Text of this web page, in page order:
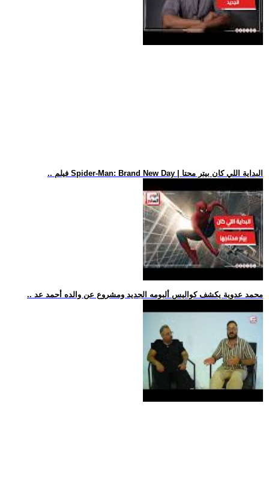
.. فيلم Spider-Man: Brand New Day | البداية اللي كان بيتر محتا
.. محمد عدوية يكشف كواليس ألبومه الجديد ومشروع عن والده أحمد عد